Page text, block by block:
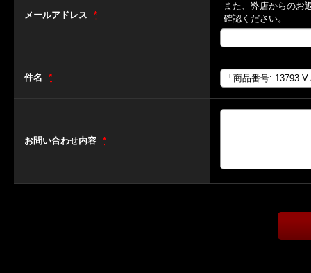
メールアドレス *
また、弊店からのお
確認ください。
件名 *
お問い合わせ内容 *